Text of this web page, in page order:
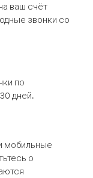
ваш счёт
звонки со
по
дней.
мобильные
о